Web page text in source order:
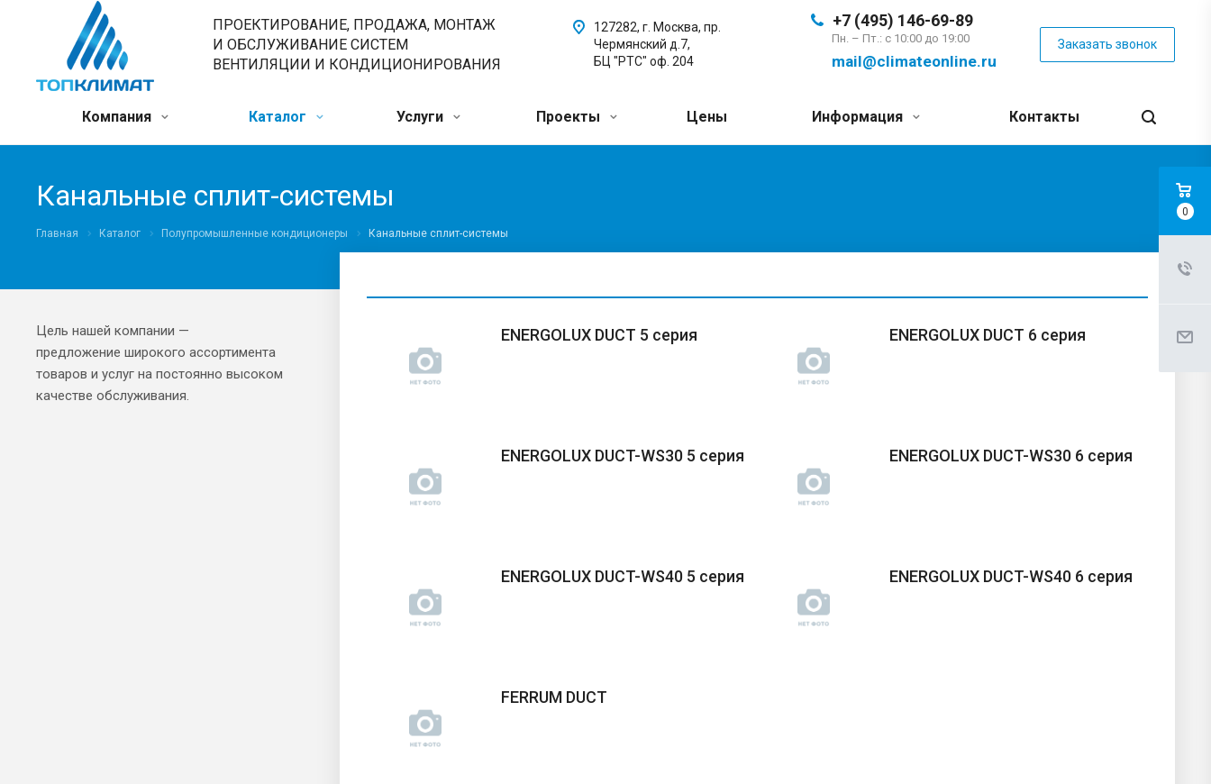
ПРОЕКТИРОВАНИЕ, ПРОДАЖА, МОНТАЖ
И ОБСЛУЖИВАНИЕ СИСТЕМ
ВЕНТИЛЯЦИИ И КОНДИЦИОНИРОВАНИЯ
+7 (495) 146-69-89
Пн. – Пт.: с 10:00 до 19:00
mail@climateonline.ru
Заказать звонок
127282, г. Москва, пр.
Чермянский д.7,
БЦ "РТС" оф. 204
Компания Каталог Услуги Проекты Цены Информация Контакты
Канальные сплит-системы
Главная Каталог Полупромышленные кондиционеры Канальные сплит-системы
ENERGOLUX DUCT 5 серия ENERGOLUX DUCT 6 серия
ENERGOLUX DUCT-WS30 5 серия ENERGOLUX DUCT-WS30 6 серия
ENERGOLUX DUCT-WS40 5 серия ENERGOLUX DUCT-WS40 6 серия
FERRUM DUCT
Цель нашей компании —
предложение широкого ассортимента
товаров и услуг на постоянно высоком
качестве обслуживания.
0